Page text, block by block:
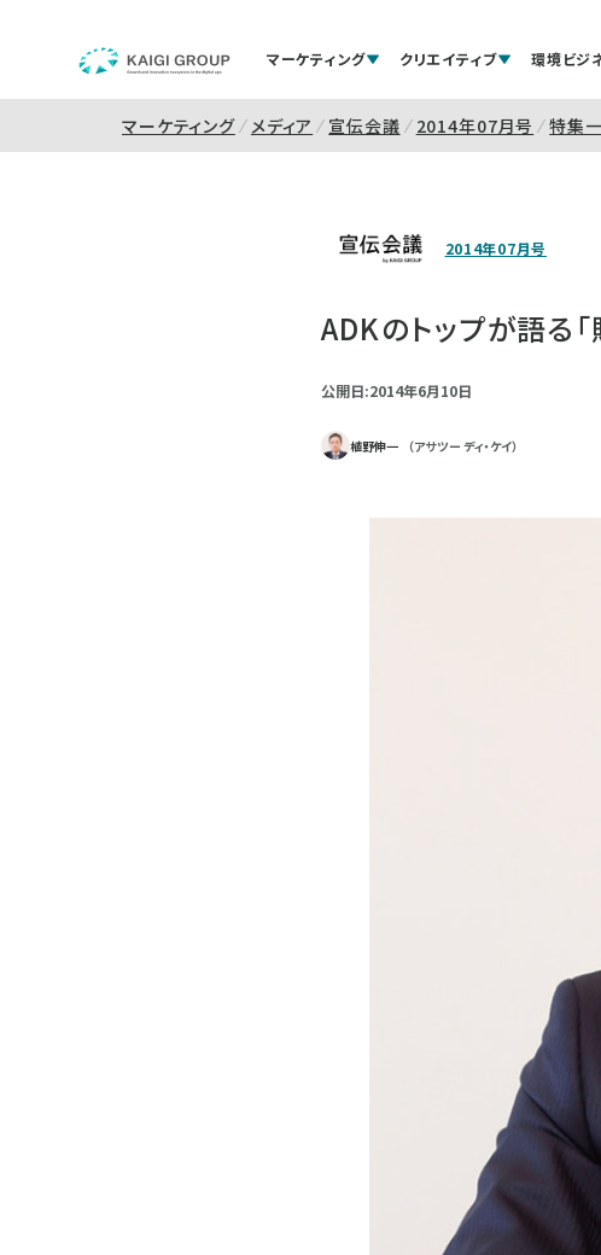
マーケティング クリエイティブ 環境ビジ
マーケティング メディア 宣伝会議 2014年07月号 特集
2014年07月号
ADKのトップが語る
公開日:2014年6月10日
植野伸一 （アサツー ディ・ケイ）